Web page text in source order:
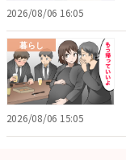
2026/08/06 16:05
暮らし
2026/08/06 15:05